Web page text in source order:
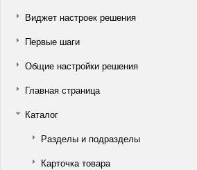
Виджет настроек решения
Первые шаги
Общие настройки решения
Главная страница
Каталог
Разделы и подразделы
Карточка товара